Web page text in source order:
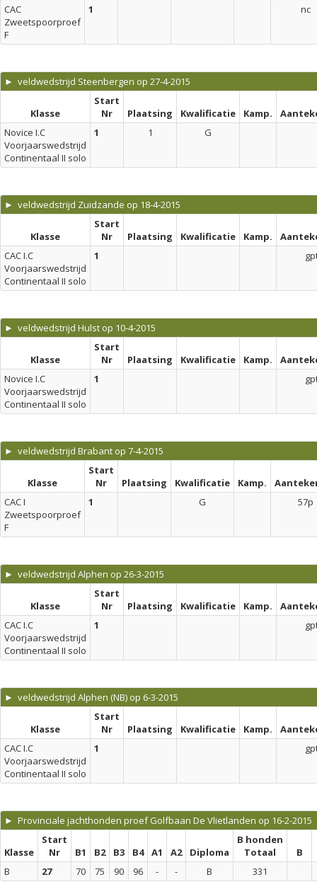
CAC
Zweetspoorproef
F
1 nc
► veldwedstrijd Steenbergen op 27-4-2015
Klasse
Start
Nr
Plaatsing Kwalificatie Kamp.
Novice I.C
Voorjaarswedstrijd
Continentaal II solo
1 1 G
► veldwedstrijd Zuidzande op 18-4-2015
Klasse
Start
Nr
Plaatsing Kwalificatie Kamp.
CAC I.C
Voorjaarswedstrijd
Continentaal II solo
1
► veldwedstrijd Hulst op 10-4-2015
Klasse
Start
Nr
Plaatsing Kwalificatie Kamp.
Novice I.C
Voorjaarswedstrijd
Continentaal II solo
1
► veldwedstrijd Brabant op 7-4-2015
Klasse
Start
Nr
Plaatsing Kwalificatie Kamp.
CAC I
Zweetspoorproef
F
1 G 57p
► veldwedstrijd Alphen op 26-3-2015
Klasse
Start
Nr
Plaatsing Kwalificatie Kamp.
CAC I.C
Voorjaarswedstrijd
Continentaal II solo
1
► veldwedstrijd Alphen (NB) op 6-3-2015
Klasse
Start
Nr
Plaatsing Kwalificatie Kamp.
CAC I.C
Voorjaarswedstrijd
Continentaal II solo
1
► Provinciale jachthonden proef Golfbaan De Vlietlanden op 16-2-2015
Klasse
Start
Nr
B1 B2 B3 B4 A1 A2 Diploma
B honden
Totaal
B
B
27 70 75 90 96 - - B 331